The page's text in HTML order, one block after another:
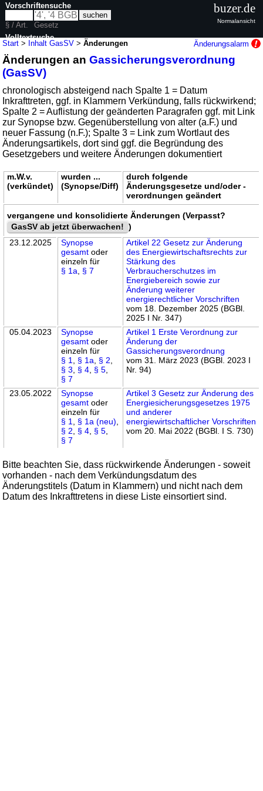
Start > Inhalt GasSV >Änderungen Änderungsalarm
Änderungen anGassicherungsverordnung
(GasSV)
chronologisch absteigend nach Spalte 1 = Datum
Inkrafttreten, ggf. in Klammern Verkündung, falls rückwirkend;
Spalte 2 = Auflistung der geänderten Paragrafen ggf. mit Link
zur Synopse bzw. Gegenüberstellung von alter (a.F.) und
neuer Fassung (n.F.); Spalte 3 = Link zum Wortlaut des
Änderungsartikels, dort sind ggf. die Begründung des
Gesetzgebers und weitere Änderungen dokumentiert
m.W.v.
(verkündet)
wurden ...
(Synopse/Diff)
durch folgende
Änderungsgesetze und/oder -
verordnungen geändert
vergangene und konsolidierte Änderungen (Verpasst?
GasSV ab jetzt überwachen! )
23.12.2025
Synopse
gesamt oder
einzeln für
§ 1a
§ 7
Artikel 22 Gesetz zur Änderung
des Energiewirtschaftsrechts zur
Stärkung des
Verbraucherschutzes im
Energiebereich sowie zur
Änderung weiterer
energierechtlicher Vorschriften
vom 18. Dezember 2025 (BGBl.
2025 I Nr. 347)
05.04.2023
Synopse
gesamt oder
einzeln für
§ 1
§ 1a § 2
§ 3
§ 4 § 5
§ 7
Artikel 1 Erste Verordnung zur
Änderung der
Gassicherungsverordnung
vom 31. März 2023 (BGBl. 2023 I
Nr. 94)
23.05.2022
Synopse
gesamt oder
einzeln für
§ 1
§ 1a (neu)
§ 2
§ 4 § 5
§ 7
Artikel 3 Gesetz zur Änderung des
Energiesicherungsgesetzes 1975
und anderer
energiewirtschaftlicher Vorschriften
vom 20. Mai 2022 (BGBl. I S. 730)
Bitte beachten Sie, dass rückwirkende Änderungen - soweit
vorhanden - nach dem Verkündungsdatum des
Änderungstitels (Datum in Klammern) und nicht nach dem
Datum des Inkrafttretens in diese Liste einsortiert sind.
Vorschriftensuche
§ / Art.
Gesetz
Volltextsuche
nur in GasSV
buzer.de
Normalansicht